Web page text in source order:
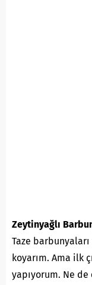
Zeytinyağlı
Taze
koyarım. Ama ilk
yapıyorum. Ne